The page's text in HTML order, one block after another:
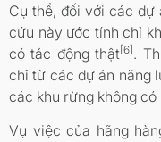
Cụ thể, đối với các dự
cứu này ước tính chỉ
có tác động thật[6].
chỉ từ các dự án năng
các khu rừng không
Vụ việc của hãng